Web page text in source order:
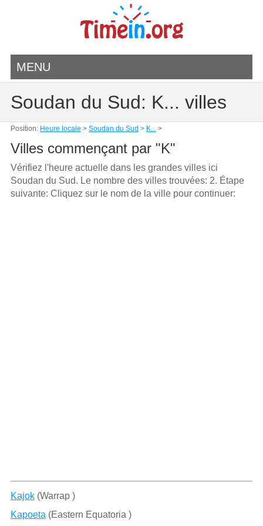
MENU
Soudan du Sud: K... villes
Position: Heure locale > Soudan du Sud > K...>
Villes commençant par "K"
Vérifiez l'heure actuelle dans les grandes villes ici
Soudan du Sud. Le nombre des villes trouvées: 2. Étape
suivante: Cliquez sur le nom de la ville pour continuer:
Kajok(Warrap )
Kapoeta (Eastern Equatoria )